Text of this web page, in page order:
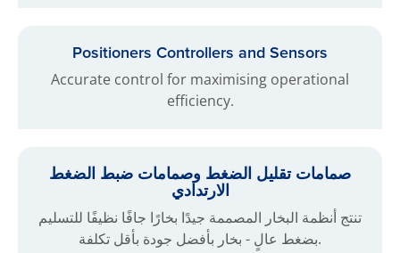
Positioners Controllers and Sensors
Accurate control for maximising operational
efficiency.
صمامات تقليل الضغط وصمامات ضبط الضغط
الارتدادي
تنتج أنظمة البخار المصممة جيدًا بخارًا جافًا نظيفًا للتسليم
بضغط عالٍ - بخار بأفضل جودة بأقل تكلفة.